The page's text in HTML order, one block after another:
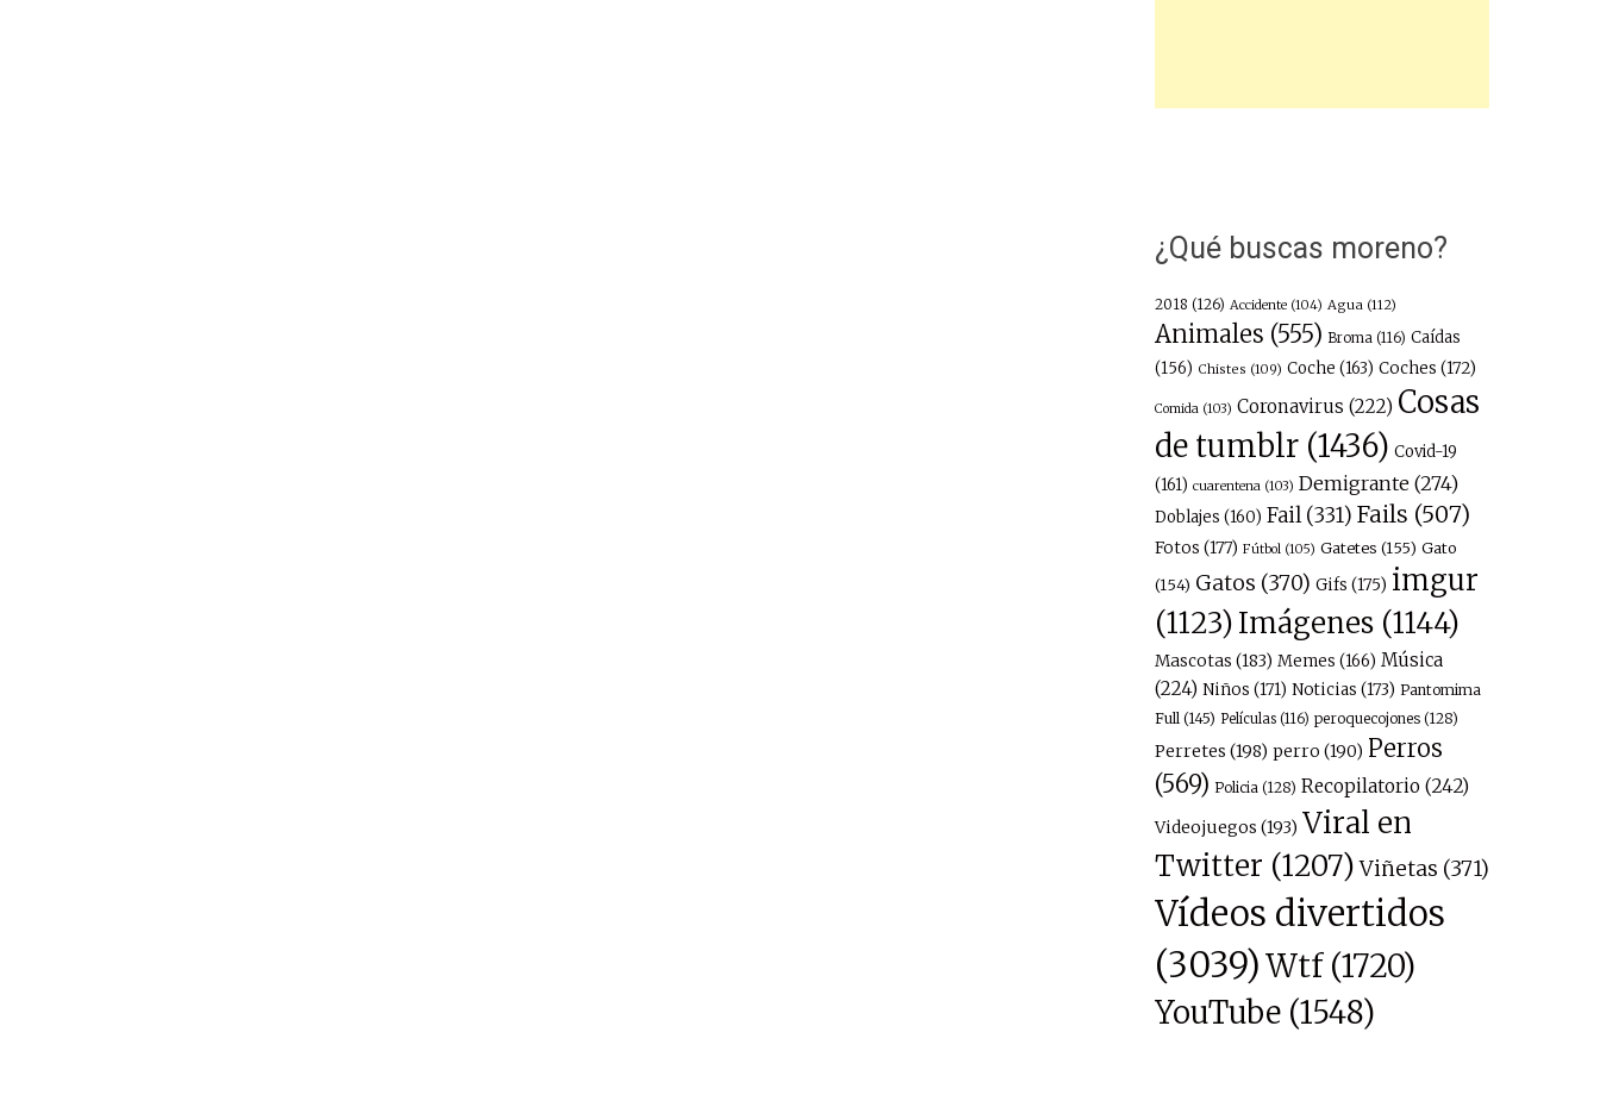
¿Qué buscas moreno?
2018 (126) Accidente(104) Agua(112)
Animales (555) Broma(116) Caídas
(156) Chistes (109) Coche (163) Coches (172)
Comida(103) Coronavirus (222) Cosas
de tumblr(1436) Covid-19
(161) cuarentena(103) Demigrante(274)
Doblajes (160) Fail(331) Fails (507)
Fotos (177) Fútbol(105) Gatetes (155) Gato
(154) Gatos (370) Gifs (175) imgur
(1123) Imágenes(1144)
Mascotas (183) Memes (166) Música
(224) Niños (171) Noticias (173) Pantomima
Full(145) Películas(116) peroquecojones(128)
Perretes (198) perro (190) Perros
(569) Policia(128) Recopilatorio (242)
Videojuegos (193) Viral en
Twitter (1207) Viñetas (371)
Vídeos divertidos
(3039)Wtf(1720)
YouTube(1548)